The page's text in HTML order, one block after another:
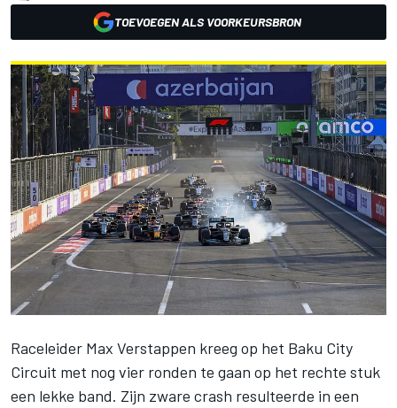
TOEVOEGEN ALS VOORKEURSBRON
Raceleider Max Verstappen kreeg op het Baku City
Circuit met nog vier ronden te gaan op het rechte stuk
een lekke band. Zijn zware crash resulteerde in een